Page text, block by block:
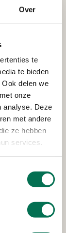
Over
te
te bieden
delen we
onze
analyse. Deze
met andere
ze hebben
services.